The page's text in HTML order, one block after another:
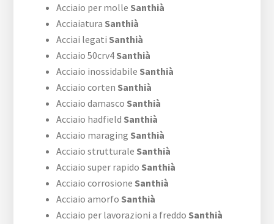
Acciaio per molle Santhià
Acciaiatura Santhià
Acciai legati Santhià
Acciaio 50crv4 Santhià
Acciaio inossidabile Santhià
Acciaio corten Santhià
Acciaio damasco Santhià
Acciaio hadfield Santhià
Acciaio maraging Santhià
Acciaio strutturale Santhià
Acciaio super rapido Santhià
Acciaio corrosione Santhià
Acciaio amorfo Santhià
Acciaio per lavorazioni a freddo Santhià